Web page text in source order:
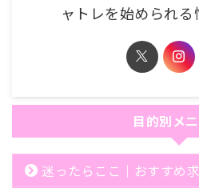
ャトレを始められ
目的別メ
迷ったらここ｜おすすめ